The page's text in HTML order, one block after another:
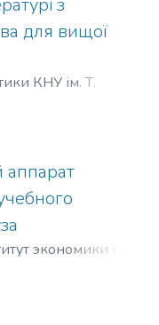
з
для вищої
КНУ ім. Т.
аппарат
экономики и